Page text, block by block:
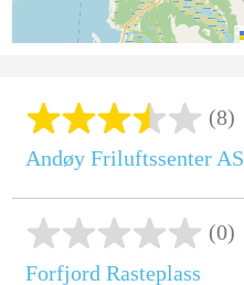
(8)
Andøy Friluftssenter AS
(0)
Forfjord Rasteplass